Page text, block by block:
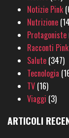
Notizie Pink
Nutrizione
Protagoniste
Racconti Pink
Salute (347)
Tecnologia
TV (16)
Viaggi (3)
ARTICOLI